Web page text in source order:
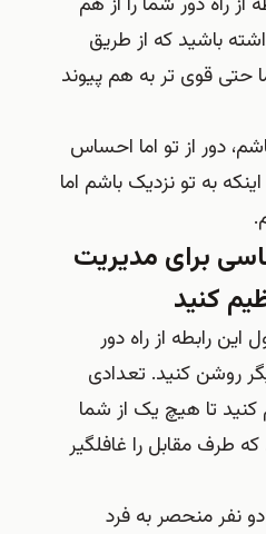
باشید که از طریق
حتی قوی تر به هم پیوند
دور از تو اما احساس
به تو نزدیک باشم اما
برای مدیریت
کنید
رابطه از راه دور
روشن کنید. تعدادی
کنید تا هیچ یک از شما
که طرف مقابل را غافلگیر
نفر منحصر به فرد